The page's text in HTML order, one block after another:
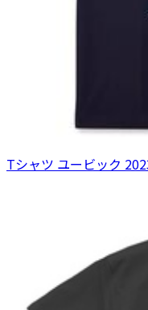
Tシャツ ユービック